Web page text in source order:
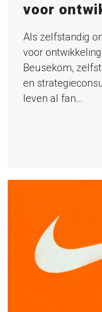
voor
Als zelfstandig
voor
Beusekom,
en
leven al fan…